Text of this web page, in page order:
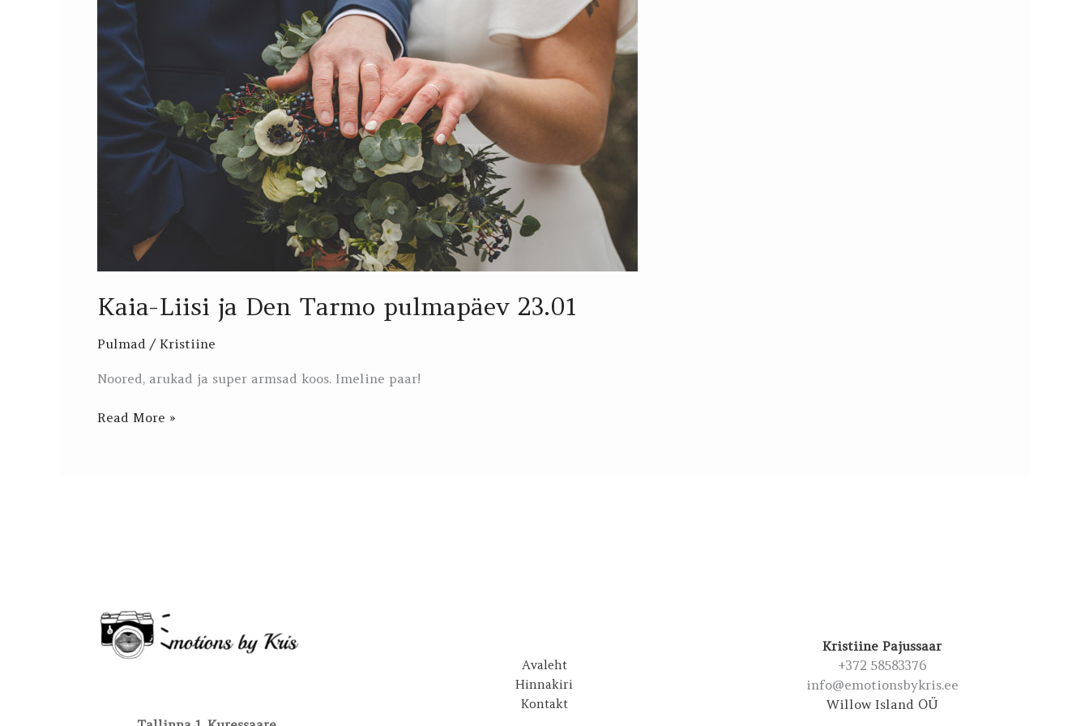
Kaia-Liisi ja Den Tarmo pulmapäev 23.01
Pulmad / Kristiine
Noored, arukad ja super armsad koos. Imeline paar!
pulmapäev
23.01
Read More »
Avaleht
Hinnakiri
Kontakt
Kristiine Pajussaar
+372 58583376
info@emotionsbykris.ee
Willow Island OÜ